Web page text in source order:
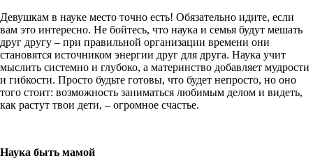
Девушкам в науке место точно есть! Обязательно идите, если
вам это интересно. Не бойтесь, что наука и семья будут мешать
друг другу – при правильной организации времени они
становятся источником энергии друг для друга. Наука учит
мыслить системно и глубоко, а материнство добавляет мудрости
и гибкости. Просто будьте готовы, что будет непросто, но оно
того стоит: возможность заниматься любимым делом и видеть,
как растут твои дети, – огромное счастье.
Наука быть мамой